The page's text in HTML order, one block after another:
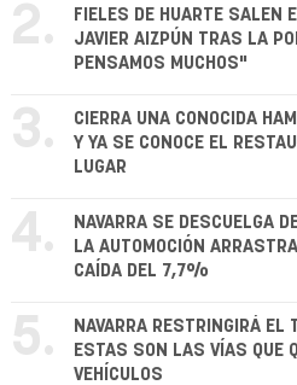
2.
FIELES DE HUARTE SALEN
JAVIER AIZPÚN TRAS LA
PENSAMOS MUCHOS"
3.
CIERRA UNA CONOCIDA
Y YA SE CONOCE EL
LUGAR
4.
NAVARRA SE DESCUELGA
LA AUTOMOCIÓN
CAÍDA DEL 7,7%
5.
NAVARRA RESTRINGIRÁ EL
ESTAS SON LAS VÍAS QUE
VEHÍCULOS